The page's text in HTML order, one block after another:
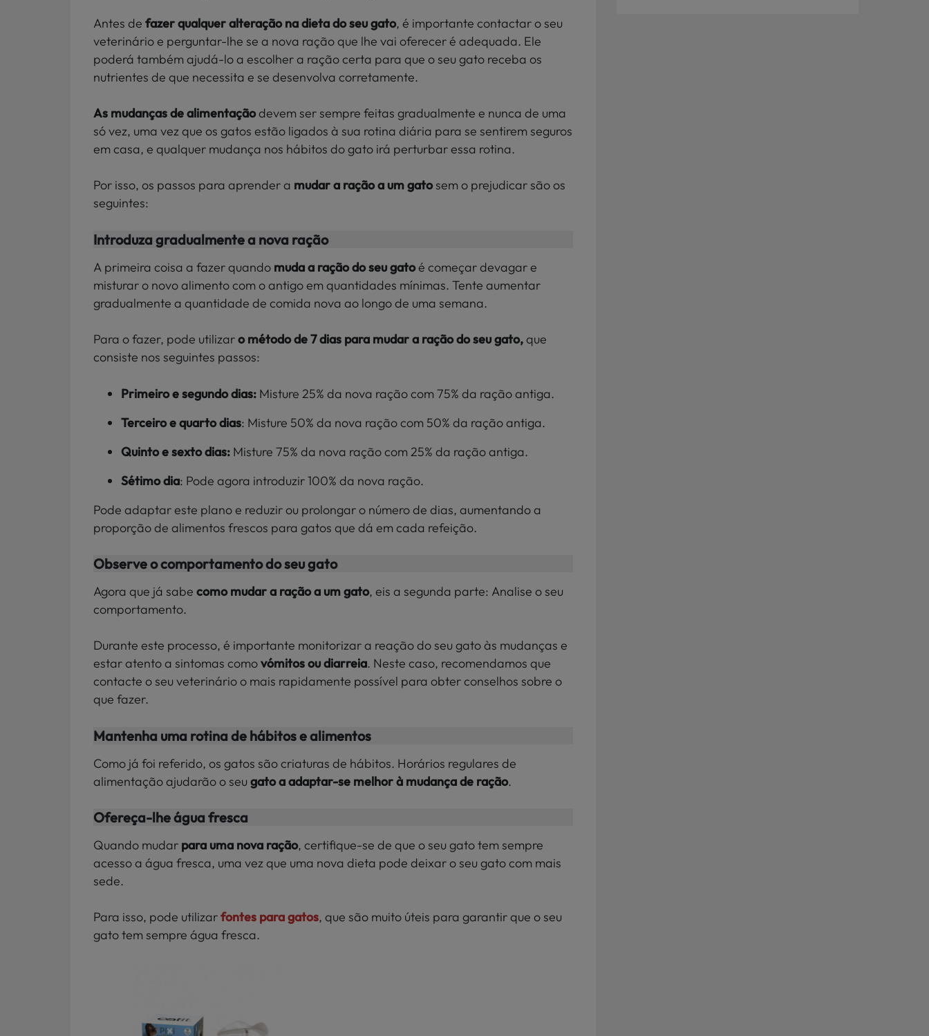
Antes de fazer qualquer alteração na dieta do seu gato, é importante contactar o seu
veterinário e perguntar-lhe se a nova ração que lhe vai oferecer é adequada. Ele
poderá também ajudá-lo a escolher a ração certa para que o seu gato receba os
nutrientes de que necessita e se desenvolva corretamente.
As mudanças de alimentaçãodevem ser sempre feitas gradualmente e nunca de uma
só vez, uma vez que os gatos estão ligados à sua rotina diária para se sentirem seguros
em casa, e qualquer mudança nos hábitos do gato irá perturbar essa rotina.
Por isso, os passos para aprender a mudar a ração a um gatosem o prejudicar são os
seguintes:
Introduza gradualmente a nova ração
A primeira coisa a fazer quando muda a ração do seu gatoé começar devagar e
misturar o novo alimento com o antigo em quantidades mínimas. Tente aumentar
gradualmente a quantidade de comida nova ao longo de uma semana.
Para o fazer, pode utilizaro método de 7 dias para mudar a ração do seu gato,que
consiste nos seguintes passos:
Primeiro e segundo dias: Misture 25% da nova ração com 75% da ração antiga.
Terceiro e quarto dias: Misture 50% da nova ração com 50% da ração antiga.
Quinto e sexto dias: Misture 75% da nova ração com 25% da ração antiga.
Sétimo dia: Pode agora introduzir 100% da nova ração.
Pode adaptar este plano e reduzir ou prolongar o número de dias, aumentando a
proporção de alimentos frescos para gatos que dá em cada refeição.
Observe o comportamento do seu gato
Agora que já sabe como mudar a ração a um gato, eis a segunda parte: Analise o seu
comportamento.
Durante este processo, é importante monitorizar a reação do seu gato às mudanças e
estar atento a sintomas comovómitos ou diarreia. Neste caso, recomendamos que
contacte o seu veterinário o mais rapidamente possível para obter conselhos sobre o
que fazer.
Mantenha uma rotina de hábitos e alimentos
Como já foi referido, os gatos são criaturas de hábitos. Horários regulares de
alimentação ajudarão o seu gato a adaptar-se melhor à mudança de ração.
Ofereça-lhe água fresca
Quando mudar para uma nova ração, certifique-se de que o seu gato tem sempre
acesso a água fresca, uma vez que uma nova dieta pode deixar o seu gato com mais
sede.
Para isso, pode utilizarfontes para gatos, que são muito úteis para garantir que o seu
gato tem sempre água fresca.